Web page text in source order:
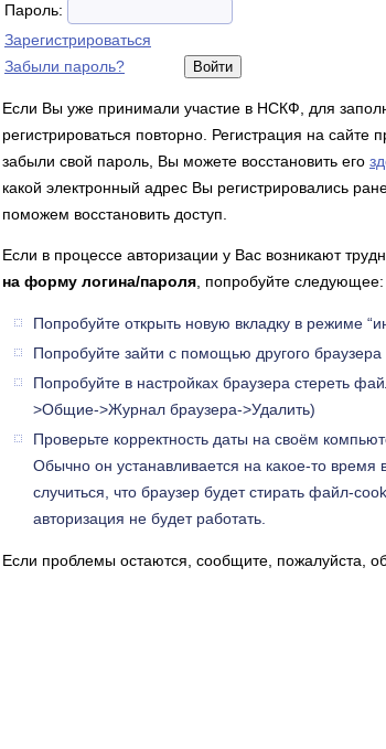
Пароль:
Зарегистрироваться
Забыли пароль?
Войти
Если Вы уже принимали участие в НСКФ, для
регистрироваться повторно. Регистрация на
забыли свой пароль, Вы можете восстановить его
какой электронный адрес Вы регистрировались
поможем восстановить доступ.
Если в процессе авторизации у Вас возникают
на форму логина/пароля , попробуйте следующее:
Попробуйте открыть новую вкладку в режиме
Попробуйте зайти с помощью другого
Попробуйте в настройках браузера стереть
>Общие->Журнал браузера->Удалить)
Проверьте корректность даты на своём
Обычно он устанавливается на какое-то
случиться, что браузер будет стирать файл-
авторизация не будет работать.
Если проблемы остаются, сообщите, пожалуйста,